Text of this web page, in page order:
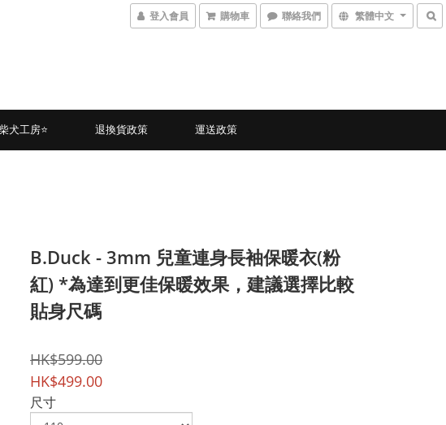
登入會員 購物車 聯絡我們 繁體中文
犬工房⭐ 退換貨政策 運送政策
B.Duck - 3mm 兒童連身長袖保暖衣(粉
紅) *為達到更佳保暖效果，建議選擇比較
貼身尺碼
HK$599.00
HK$499.00
尺寸